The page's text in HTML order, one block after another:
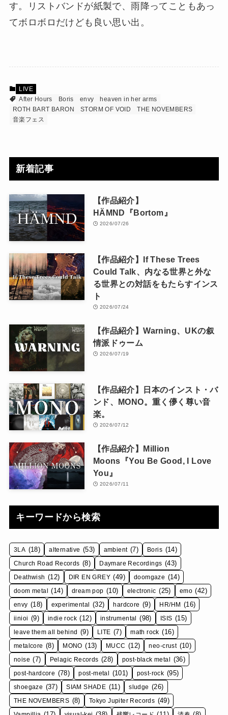
す。リストバンドが紙製で、雨降ってこともあっ
てボロボロだけども良い思い出。
LIVE
After Hours
Boris envy
heaven in her arms
ROTH BART BARON
STORM OF VOID
THE NOVEMBERS
音楽フェス
新着記事
【作品紹介】
HÄMND『Bortom』
2026/07/26
【作品紹介】If These Trees
Could Talk、内なる世界と外な
る世界との対話をもたらすインス
ト
2026/07/24
【作品紹介】Warning、UKの叙
情派ドゥーム
2026/07/19
【作品紹介】日本のインスト・バ
ンド、MONO。重く儚く尊い音
楽。
2026/07/12
【作品紹介】Million
Moons『You Be Good, I Love
You』
2026/07/11
キーワードから検索
3LA (18) alternative (53) ambient (7) Boris (14)
Church Road Records (8) Daymare Recordings (43)
Deathwish (12) DIR EN GREY (49) doomgaze (14)
doom metal (14) dream pop (10) electronic (25) emo (42)
envy (18) experimental (32) hardcore (9) HR/HM (16)
iinioi (9) indie rock (12) instrumental (98) ISIS (15)
leave them all behind (9) LITE (7) math rock (16)
metalcore (8) MONO (13) MUCC (12) neo-crust (10)
noise (7) Pelagic Records (28) post-black metal (36)
post-hardcore (78) post-metal (101) post-rock (95)
shoegaze (37) SIAM SHADE (11) sludge (26)
THE NOVEMBERS (8) Tokyo Jupiter Records (49)